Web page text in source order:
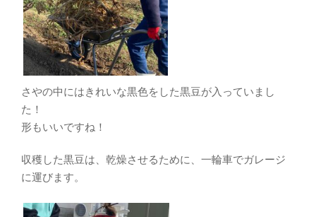
さやの中にはきれいな黒色をした黒豆が入っていまし
た！
形もいいですね！
収穫した黒豆は、乾燥させるために、一輪車でガレージ
に運びます。